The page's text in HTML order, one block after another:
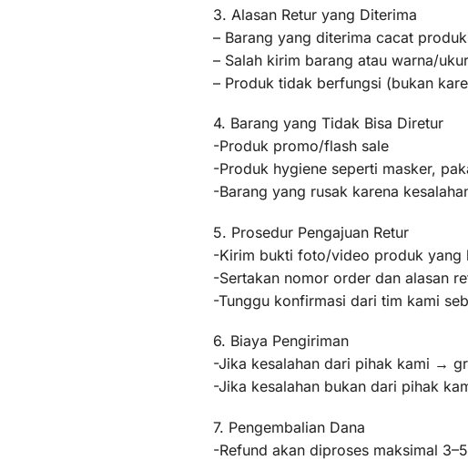
3. Alasan Retur yang Diterima
– Barang yang diterima cacat
– Salah kirim barang atau warna/
– Produk tidak berfungsi (bukan
4. Barang yang Tidak Bisa Diretur
-Produk promo/flash sale
-Produk hygiene seperti masker,
-Barang yang rusak karena
5. Prosedur Pengajuan Retur
-Kirim bukti foto/video produk yang
-Sertakan nomor order dan alasan
-Tunggu konfirmasi dari tim kami
6. Biaya Pengiriman
-Jika kesalahan dari pihak kami →
-Jika kesalahan bukan dari pihak
7. Pengembalian Dana
-Refund akan diproses maksimal